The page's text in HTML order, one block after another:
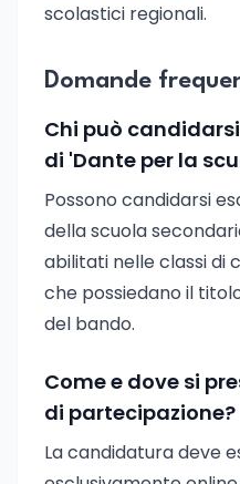
scolastici regionali.
Domande
Chi può
di 'Dante per la
Possono candidarsi
della scuola
abilitati nelle classi di
che possiedano il
del bando.
Come e dove si
di partecipazione?
La candidatura deve